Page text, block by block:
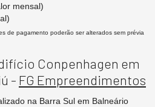
mensal)
de pagamento poderão ser alterados sem prévia
Conpenhagen em
- FG Empreendimentos
na Barra Sul em Balneário